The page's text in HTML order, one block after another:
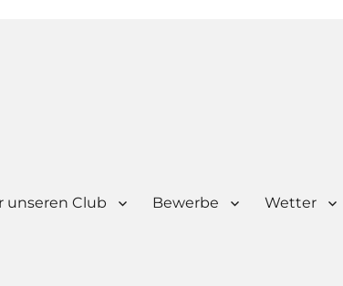
unseren Club Bewerbe Wetter